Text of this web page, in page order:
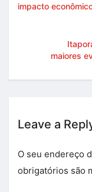
impacto
maiores
Leave a
O seu endereço
obrigatórios são